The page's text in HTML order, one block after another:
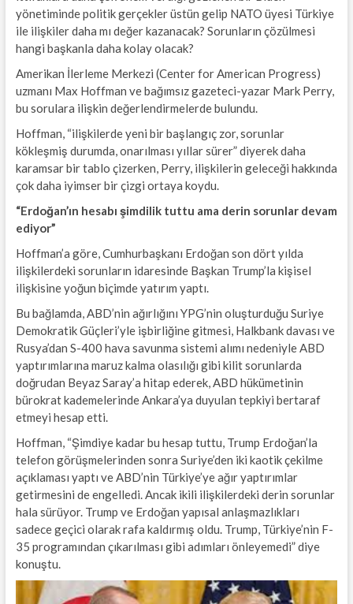
yönetiminde politik gerçekler üstün gelip NATO üyesi Türkiye
ile ilişkiler daha mı değer kazanacak? Sorunların çözülmesi
hangi başkanla daha kolay olacak?
Amerikan İlerleme Merkezi (Center for American Progress)
uzmanı Max Hoffman ve bağımsız gazeteci-yazar Mark Perry,
bu sorulara ilişkin değerlendirmelerde bulundu.
Hoffman, “ilişkilerde yeni bir başlangıç zor, sorunlar
kökleşmiş durumda, onarılması yıllar sürer” diyerek daha
karamsar bir tablo çizerken, Perry, ilişkilerin geleceği hakkında
çok daha iyimser bir çizgi ortaya koydu.
“Erdoğan’ın hesabı şimdilik tuttu ama derin sorunlar devam
ediyor”
Hoffman’a göre, Cumhurbaşkanı Erdoğan son dört yılda
ilişkilerdeki sorunların idaresinde Başkan Trump’la kişisel
ilişkisine yoğun biçimde yatırım yaptı.
Bu bağlamda, ABD’nin ağırlığını YPG’nin oluşturduğu Suriye
Demokratik Güçleri’yle işbirliğine gitmesi, Halkbank davası ve
Rusya’dan S-400 hava savunma sistemi alımı nedeniyle ABD
yaptırımlarına maruz kalma olasılığı gibi kilit sorunlarda
doğrudan Beyaz Saray’a hitap ederek, ABD hükümetinin
bürokrat kademelerinde Ankara’ya duyulan tepkiyi bertaraf
etmeyi hesap etti.
Hoffman, “Şimdiye kadar bu hesap tuttu, Trump Erdoğan’la
telefon görüşmelerinden sonra Suriye’den iki kaotik çekilme
açıklaması yaptı ve ABD’nin Türkiye’ye ağır yaptırımlar
getirmesini de engelledi. Ancak ikili ilişkilerdeki derin sorunlar
hala sürüyor. Trump ve Erdoğan yapısal anlaşmazlıkları
sadece geçici olarak rafa kaldırmış oldu. Trump, Türkiye’nin F-
35 programından çıkarılması gibi adımları önleyemedi” diye
konuştu.